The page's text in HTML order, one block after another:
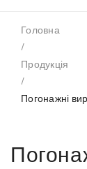
Головна
/
Продукція
/
Погонажні